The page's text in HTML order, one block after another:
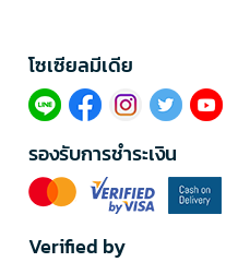
โซเซียลมีเดีย​
รองรับการชำระเงิน
Verified by